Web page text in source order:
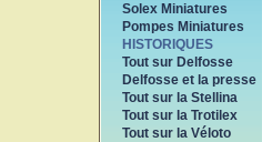
Solex Miniatures
Pompes Miniatures
HISTORIQUES
Tout sur Delfosse
Delfosse et la presse
Tout sur la Stellina
Tout sur la Trotilex
Tout sur la Véloto